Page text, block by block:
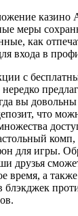
казино
меры
как
входа в
с
вы
что
для игры.
друзья
время, а
блэкджек